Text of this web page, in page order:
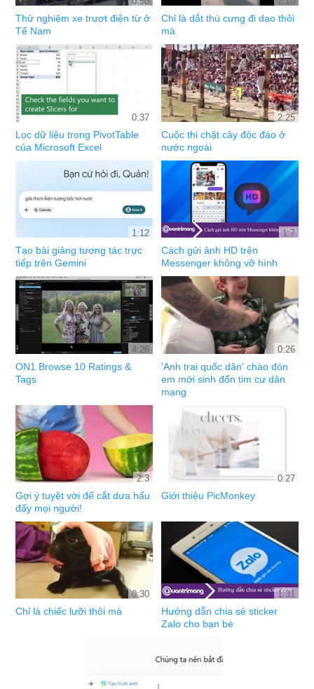
Thử nghiệm xe trượt điện từ ở
Tế Nam
Chỉ là dắt thú cưng đi dạo thôi
mà
0:37
Lọc dữ liệu trong PivotTable
của Microsoft Excel
2:25
Cuộc thi chặt cây độc đáo ở
nước ngoài
1:12
Tạo bài giảng tương tác trực
tiếp trên Gemini
1:7
Cách gửi ảnh HD trên
Messenger không vỡ hình
4:26
ON1 Browse 10 Ratings &
Tags
0:26
'Anh trai quốc dân' chào đón
em mới sinh đốn tim cư dân
mạng
2:3
Gợi ý tuyệt vời để cắt dưa hấu
đấy mọi người!
0:27
Giới thiệu PicMonkey
0:30
Chỉ là chiếc lưỡi thôi mà
1:31
Hướng dẫn chia sẻ sticker
Zalo cho bạn bè